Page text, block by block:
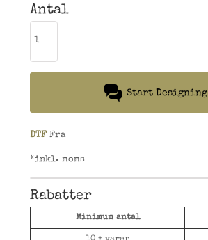
Antal
Start Designing
DTF Fra
*inkl. moms
Rabatter
Minimum antal